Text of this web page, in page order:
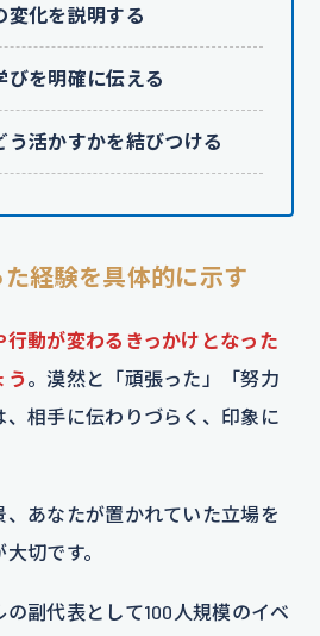
変化を説明する
びを明確に伝える
う活かすかを結びつける
経験を具体的に示す
行動が変わるきっかけとなった
う 。漠然と「頑張った」「努力
、相手に伝わりづらく、印象に
あなたが置かれていた立場を
切です。
副代表として100人規模のイベ